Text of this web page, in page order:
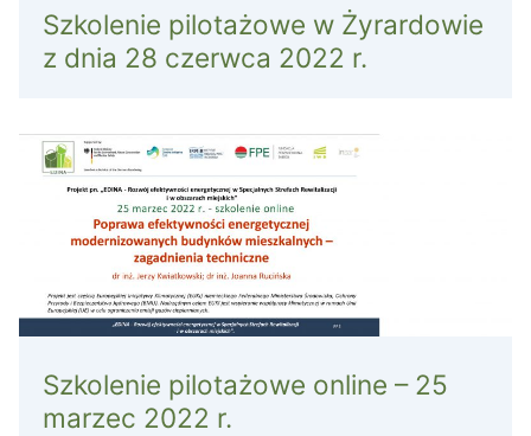
Szkolenie pilotażowe w Żyrardowie
z dnia 28 czerwca 2022 r.
Szkolenie pilotażowe online – 25
marzec 2022 r.